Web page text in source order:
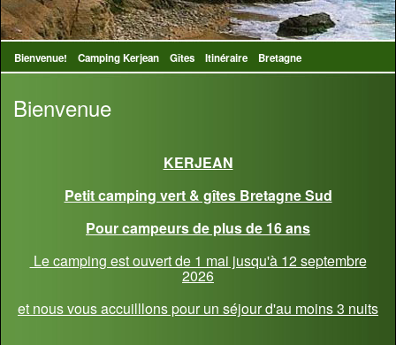
Bienvenue! Camping Kerjean Gîtes Itinéraire Bretagne
Bienvenue
KERJEAN
Petit camping vert & gîtes Bretagne Sud
Pour campeurs de plus de 16 ans
Le camping est ouvert de 1 mai jusqu'à 12 septembre
2026
et nous vous accuilllons pour un séjour d'au moins 3 nuits